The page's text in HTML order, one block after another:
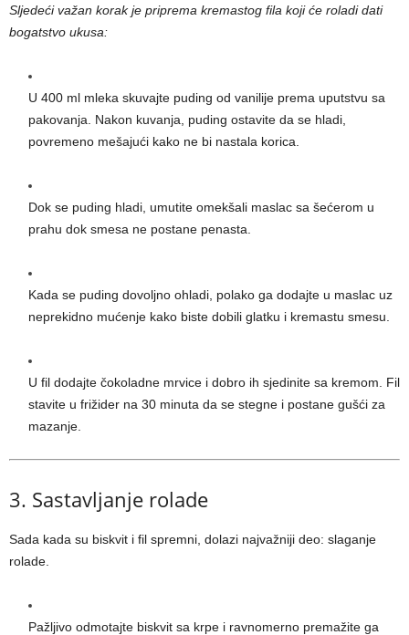
Sljedeći važan korak je priprema kremastog fila koji će roladi dati
bogatstvo ukusa:
U 400 ml mleka skuvajte puding od vanilije prema uputstvu sa
pakovanja. Nakon kuvanja, puding ostavite da se hladi,
povremeno mešajući kako ne bi nastala korica.
Dok se puding hladi, umutite omekšali maslac sa šećerom u
prahu dok smesa ne postane penasta.
Kada se puding dovoljno ohladi, polako ga dodajte u maslac uz
neprekidno mućenje kako biste dobili glatku i kremastu smesu.
U fil dodajte čokoladne mrvice i dobro ih sjedinite sa kremom. Fil
stavite u frižider na 30 minuta da se stegne i postane gušći za
mazanje.
3. Sastavljanje rolade
Sada kada su biskvit i fil spremni, dolazi najvažniji deo: slaganje
rolade.
Pažljivo odmotajte biskvit sa krpe i ravnomerno premažite ga